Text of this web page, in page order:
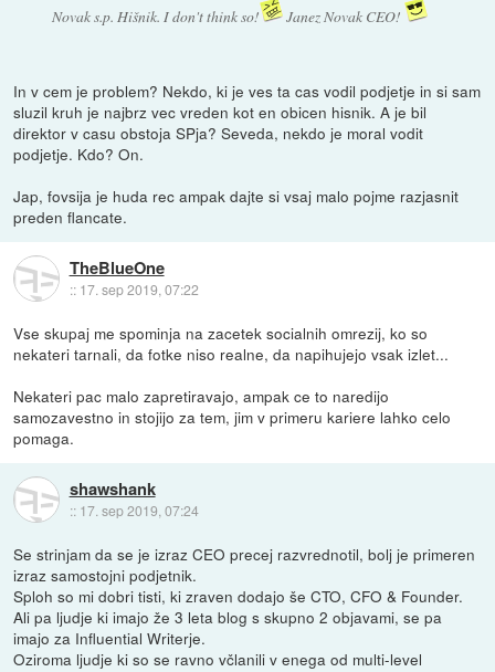
Novak s.p. Hišnik. I don't think so!
Janez Novak CEO!
In v cem je problem? Nekdo, ki je ves ta cas vodil podjetje in si sam
sluzil kruh je najbrz vec vreden kot en obicen hisnik. A je bil
direktor v casu obstoja SPja? Seveda, nekdo je moral vodit
podjetje. Kdo? On.
Jap, fovsija je huda rec ampak dajte si vsaj malo pojme razjasnit
preden flancate.
TheBlueOne
:: 17. sep 2019, 07:22
Vse skupaj me spominja na zacetek socialnih omrezij, ko so
nekateri tarnali, da fotke niso realne, da napihujejo vsak izlet...
Nekateri pac malo zapretiravajo, ampak ce to naredijo
samozavestno in stojijo za tem, jim v primeru kariere lahko celo
pomaga.
shawshank
:: 17. sep 2019, 07:24
Se strinjam da se je izraz CEO precej razvrednotil, bolj je primeren
izraz samostojni podjetnik.
Sploh so mi dobri tisti, ki zraven dodajo še CTO, CFO & Founder.
Ali pa ljudje ki imajo že 3 leta blog s skupno 2 objavami, se pa
imajo za Influential Writerje.
Oziroma ljudje ki so se ravno včlanili v enega od multi-level